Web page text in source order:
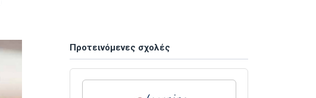
Προτεινόμενες σχολές